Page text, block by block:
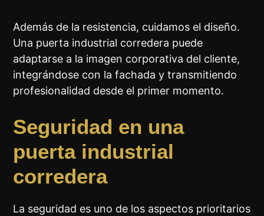
Además de la resistencia, cuidamos el diseño.
Una puerta industrial corredera puede
adaptarse a la imagen corporativa del cliente,
integrándose con la fachada y transmitiendo
profesionalidad desde el primer momento.
Seguridad en una
puerta industrial
corredera
La seguridad es uno de los aspectos prioritarios